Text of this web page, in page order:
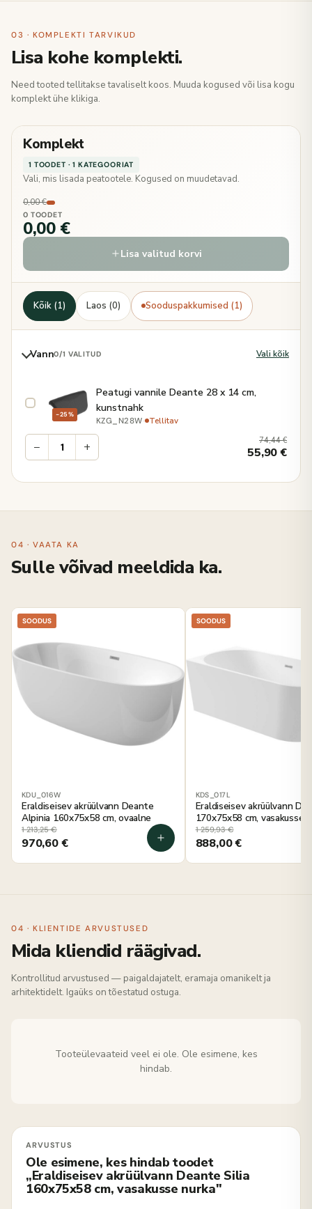
03 · KOMPLEKTI TARVIKUD
Lisa kohe komplekti.
Need tooted tellitakse tavaliselt koos. Muuda kogused või lisa kogu
komplekt ühe klikiga.
Komplekt
1 TOODET · 1 KATEGOORIAT
Vali, mis lisada peatootele. Kogused on muudetavad.
0,00 €
0 TOODET
0,00 €
Lisa valitud korvi
Kõik (1) Laos (0) Sooduspakkumised (1)
Vann0/1 VALITUD Vali kõik
−25%
Peatugi vannile Deante 28 x 14 cm,
kunstnahk
KZG_N28W· Tellitav
− + 74,44€
55,90€
04 · VAATA KA
Sulle võivad meeldida ka.
SOODUS
KDU_016W
Eraldiseisev akrüülvann Deante
Alpinia 160x75x58 cm, ovaalne
1 213,25€
970,60€
SOODUS
KDS_017L
Eraldiseisev akrüülvann
170x75x58 cm, vasakusse
1 259,93€
888,00€
04 · KLIENTIDE ARVUSTUSED
Mida kliendid räägivad.
Kontrollitud arvustused — paigaldajatelt, eramaja omanikelt ja
arhitektidelt. Igaüks on tõestatud ostuga.
Tooteülevaateid veel ei ole. Ole esimene, kes
hindab.
Ole esimene, kes hindab toodet
„Eraldiseisev akrüülvann Deante Silia
160x75x58 cm, vasakusse nurka"